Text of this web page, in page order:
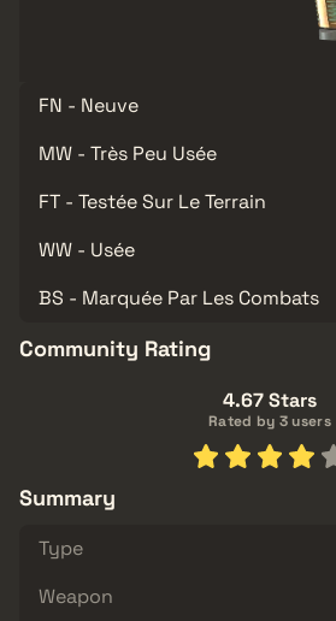
FN - Neuve
MW - Très Peu Usée
FT - Testée Sur Le Terrain
WW - Usée
BS - Marquée Par Les Combats
Community Rating
4.67 Stars
Rated by 3 users
Summary
Type
Weapon